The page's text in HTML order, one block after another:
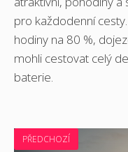
pro každodenní
hodiny na 80 %,
mohli cestovat celý
baterie.
PŘEDCHOZÍ